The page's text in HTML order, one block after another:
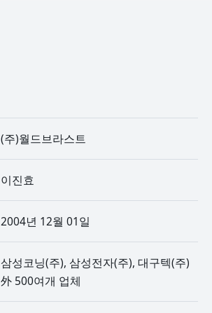
(주)월드브라스트
이진효
2004년 12월 01일
삼성코닝(주), 삼성전자(주), 대구텍(주)
外 500여개 업체